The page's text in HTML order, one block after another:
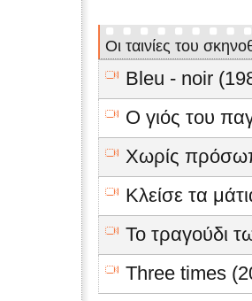
Οι ταινίες του
Bleu - noir
Ο γιός του
Χωρίς
Κλείσε τα
Το τραγούδι
Three times